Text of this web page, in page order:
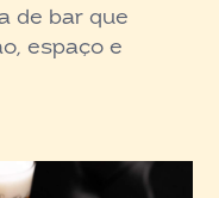
de bar que
espaço e